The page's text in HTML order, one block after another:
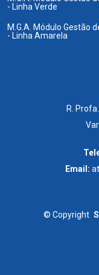
- Linha Verde
M.G.A. Módulo Gestão
- Linha Amarela
R.
Email:
© Copyright